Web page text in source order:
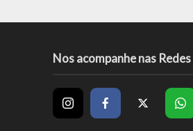
Nos acompanhe nas